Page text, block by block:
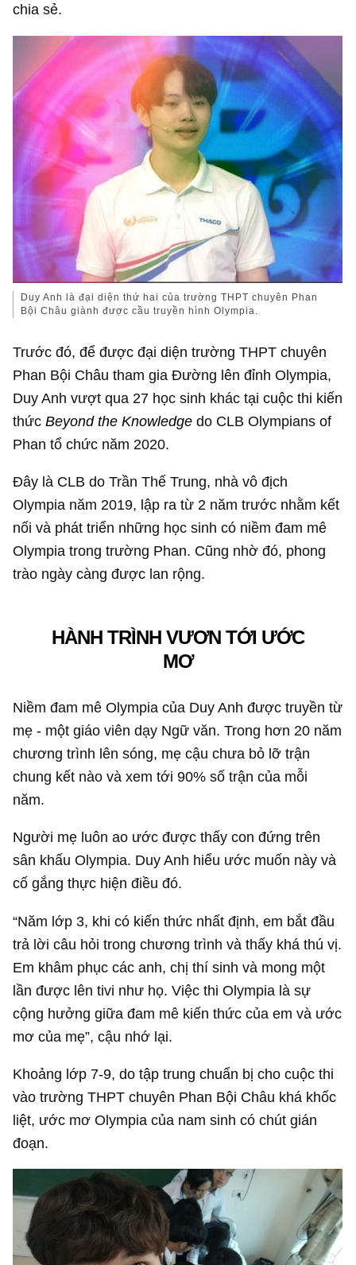
chia sẻ.
Duy Anh là đại diện thứ hai của trường THPT chuyên Phan
Bội Châu giành được cầu truyền hình Olympia.
Trước đó, để được đại diện trường THPT chuyên
Phan Bội Châu tham gia Đường lên đỉnh Olympia,
Duy Anh vượt qua 27 học sinh khác tại cuộc thi kiến
thứcBeyond the Knowledge do CLB Olympians of
Phan tổ chức năm 2020.
Đây là CLB do Trần Thế Trung, nhà vô địch
Olympia năm 2019, lập ra từ 2 năm trước nhằm kết
nối và phát triển những học sinh có niềm đam mê
Olympia trong trường Phan. Cũng nhờ đó, phong
trào ngày càng được lan rộng.
HÀNH TRÌNH VƯƠN TỚI ƯỚC
MƠ
Niềm đam mê Olympia của Duy Anh được truyền từ
mẹ - một giáo viên dạy Ngữ văn. Trong hơn 20 năm
chương trình lên sóng, mẹ cậu chưa bỏ lỡ trận
chung kết nào và xem tới 90% số trận của mỗi
năm.
Người mẹ luôn ao ước được thấy con đứng trên
sân khấu Olympia. Duy Anh hiểu ước muốn này và
cố gắng thực hiện điều đó.
“Năm lớp 3, khi có kiến thức nhất định, em bắt đầu
trả lời câu hỏi trong chương trình và thấy khá thú vị.
Em khâm phục các anh, chị thí sinh và mong một
lần được lên tivi như họ. Việc thi Olympia là sự
cộng hưởng giữa đam mê kiến thức của em và ước
mơ của mẹ”, cậu nhớ lại.
Khoảng lớp 7-9, do tập trung chuẩn bị cho cuộc thi
vào trường THPT chuyên Phan Bội Châu khá khốc
liệt, ước mơ Olympia của nam sinh có chút gián
đoạn.